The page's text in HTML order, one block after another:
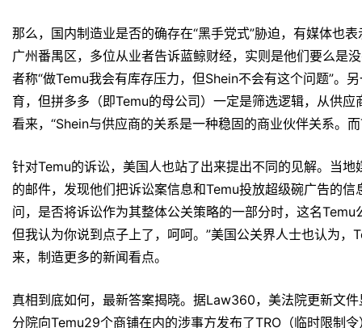
那么，国内制造业是否的确存在“黑手党式”胁迫，有媒体也
广州番禺区，多位从业者告诉蓝鲸财经，实则是他们要么是
者称“做Temu我会有库存压力，但Shein不会有这个问题”。
育，但拼多多（即Temu的母公司）一定是筛选逻辑，从供
看来，“Shein与供应商的关系是一种稳固的商业伙伴关系。
针对Temu的诉讼，美国人也站了出来提出不同的见解。当
的邮件，发现他们把诉讼案信息和Temu投放超级碗广告的
问，是否将诉讼作为其整体公关策略的一部分时，这名
但我认为你说到点子上了，呵呵。”美国公关界人士也认为
来，制造更多的新闻看点。
真相到底如何，最新答案揭晓。据Law360，美法院更新文
分院向Temu29个商铺在内的涉事方发布了TRO（临时限制